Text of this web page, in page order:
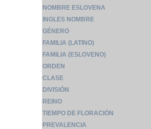
NOMBRE ESLOVENA
INGLES NOMBRE
GÉNERO
FAMILIA (LATINO)
FAMILIA (ESLOVENO)
ORDEN
CLASE
DIVISIÓN
REINO
TIEMPO DE FLORACIÓN
PREVALENCIA